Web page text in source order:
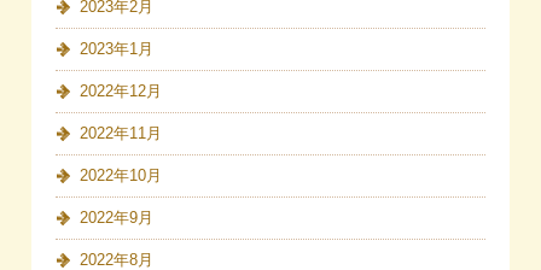
2023年2月
2023年1月
2022年12月
2022年11月
2022年10月
2022年9月
2022年8月